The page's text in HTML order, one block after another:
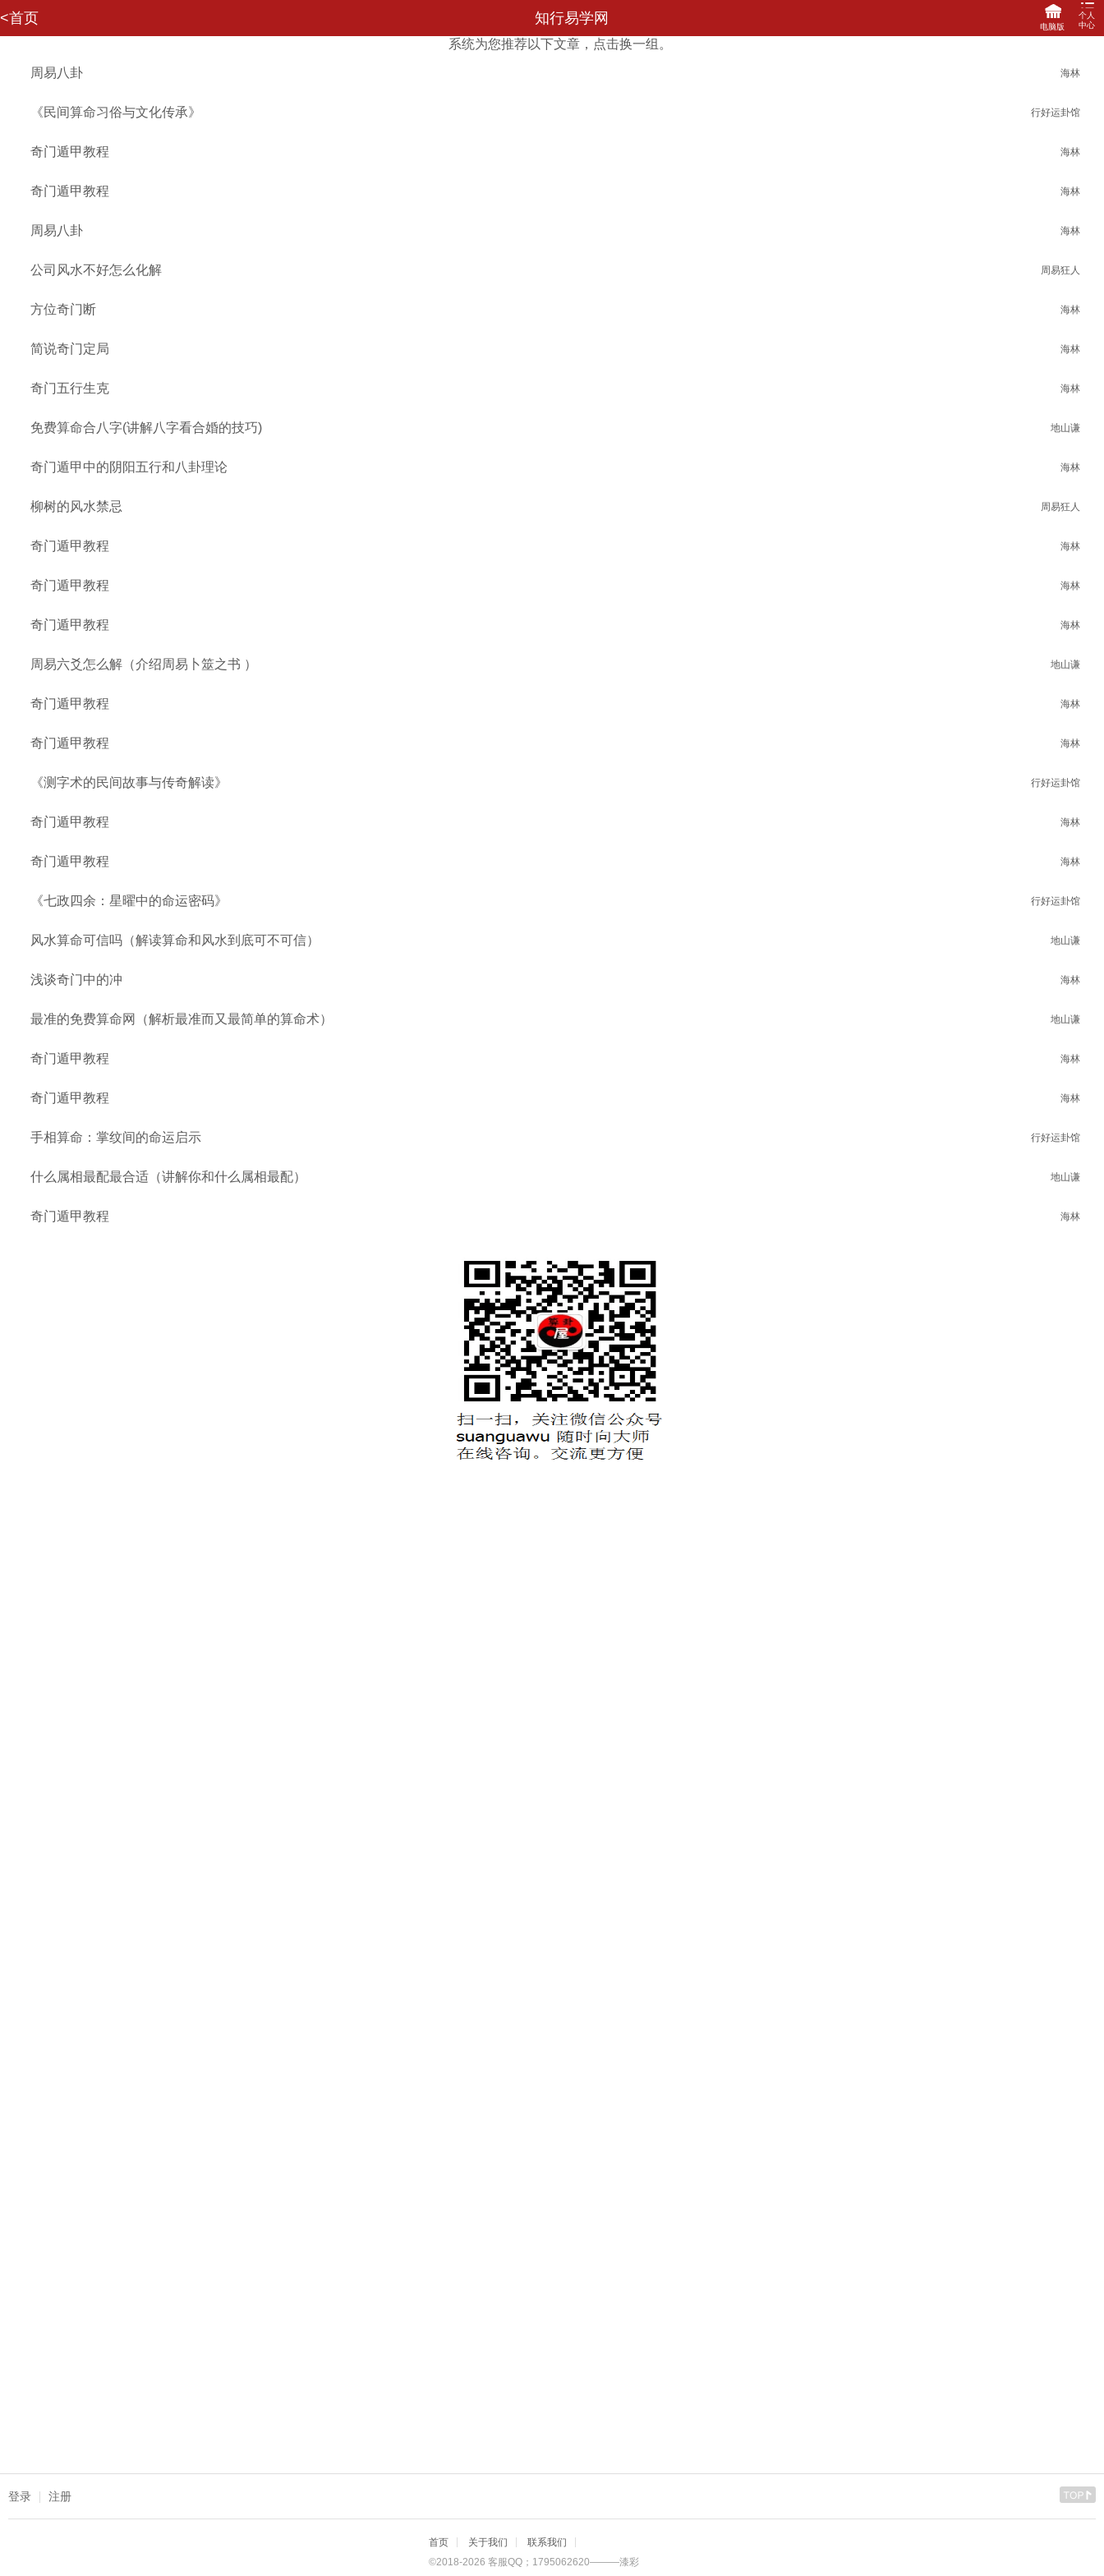
<首页 知行易学网
个人
中心
电脑版
我要评价
系统为您推荐以下文章，点击换一组。
海林
周易八卦
行好运卦馆
《民间算命习俗与文化传承》
海林
奇门遁甲教程
海林
奇门遁甲教程
海林
周易八卦
周易狂人
公司风水不好怎么化解
海林
方位奇门断
海林
简说奇门定局
海林
奇门五行生克
地山谦
免费算命合八字(讲解八字看合婚的技巧)
海林
奇门遁甲中的阴阳五行和八卦理论
周易狂人
柳树的风水禁忌
海林
奇门遁甲教程
海林
奇门遁甲教程
海林
奇门遁甲教程
地山谦
周易六爻怎么解（介绍周易卜筮之书 ）
海林
奇门遁甲教程
海林
奇门遁甲教程
行好运卦馆
《测字术的民间故事与传奇解读》
海林
奇门遁甲教程
海林
奇门遁甲教程
行好运卦馆
《七政四余：星曜中的命运密码》
地山谦
风水算命可信吗（解读算命和风水到底可不可信）
海林
浅谈奇门中的冲
地山谦
最准的免费算命网（解析最准而又最简单的算命术）
海林
奇门遁甲教程
海林
奇门遁甲教程
行好运卦馆
手相算命：掌纹间的命运启示
地山谦
什么属相最配最合适（讲解你和什么属相最配）
海林
奇门遁甲教程
登录 注册
首页 关于我们
联系我们
©2018-2026 客服QQ；1795062620———漆彩